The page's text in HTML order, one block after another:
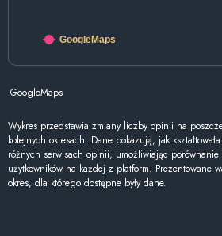
GoogleMaps
GoogleMaps
Wykres przedstawia zmiany liczby opinii na
kolejnych okresach. Dane pokazują, jak
różnych serwisach opinii, umożliwiając porównanie
użytkowników na każdej z platform. Prezentowane
okres, dla którego dostępne były dane.